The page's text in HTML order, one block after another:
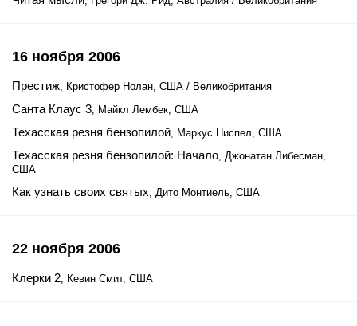
16 ноября 2006
Престиж, Кристофер Нолан, США / Великобритания
Санта Клаус 3, Майкл Лембек, США
Техасская резня бензопилой, Маркус Ниспел, США
Техасская резня бензопилой: Начало, Джонатан Либесман,
США
Как узнать своих святых, Дито Монтиель, США
22 ноября 2006
Клерки 2, Кевин Смит, США